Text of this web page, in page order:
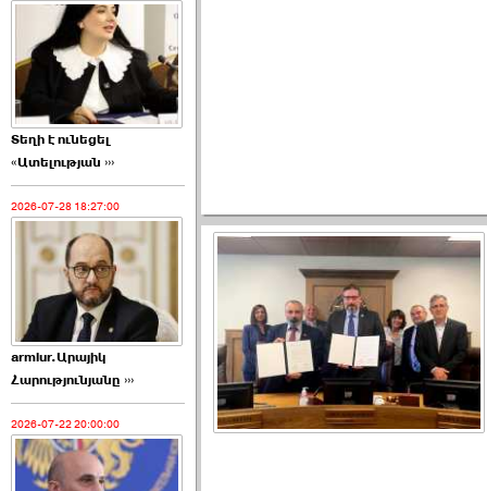
Տեղի է ունեցել
«Ատելության ›››
2026-07-28 18:27:00
armlur.Արայիկ
Հարությունյանը ›››
2026-07-22 20:00:00